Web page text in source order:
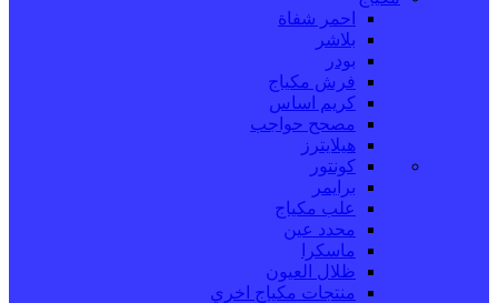
احمر شفاة
بلاشر
بودر
فرش مكياج
كريم اساس
مصحح حواجب
هيلايترز
كونتور
برايمر
علب مكياج
محدد عين
ماسكرا
ظلال العيون
منتجات مكياج اخري